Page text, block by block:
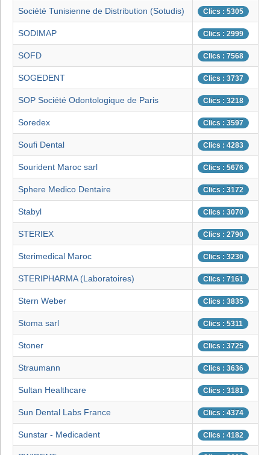
Société Tunisienne de Distribution (Sotudis) Clics : 5305
SODIMAP Clics : 2999
SOFD Clics : 7568
SOGEDENT Clics : 3737
SOP Société Odontologique de Paris Clics : 3218
Soredex Clics : 3597
Soufi Dental Clics : 4283
Sourident Maroc sarl Clics : 5676
Sphere Medico Dentaire Clics : 3172
Stabyl Clics : 3070
STERIEX Clics : 2790
Sterimedical Maroc Clics : 3230
STERIPHARMA (Laboratoires) Clics : 7161
Stern Weber Clics : 3835
Stoma sarl Clics : 5311
Stoner Clics : 3725
Straumann Clics : 3636
Sultan Healthcare Clics : 3181
Sun Dental Labs France Clics : 4374
Sunstar - Medicadent Clics : 4182